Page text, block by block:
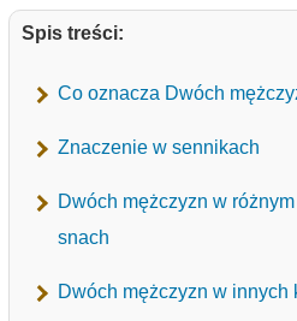
Spis treści:
Co oznacza Dwóch
Znaczenie w sennikach
Dwóch mężczyzn w
snach
Dwóch mężczyzn w innych